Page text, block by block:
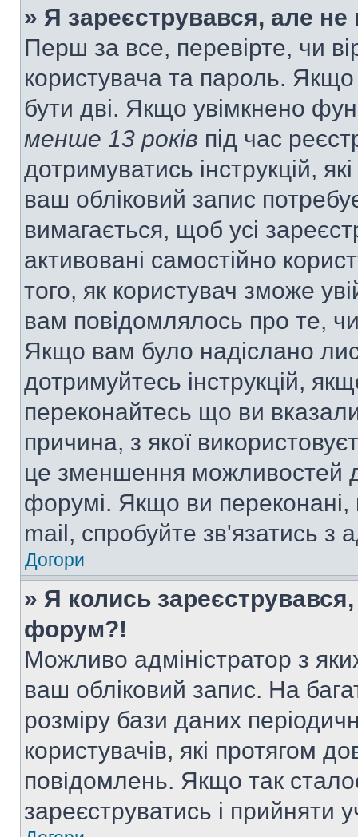
» Я зареєструвався, але
Перш за все, перевірте, чи
користувача та пароль.
бути дві. Якщо увімкнено
менше 13 років під час
дотримуватись інструкцій,
ваш обліковий запис
вимагається, щоб усі
активовані самостійно
того, як користувач зможе
вам повідомлялось про те,
Якщо вам було надіслано
дотримуйтесь інструкцій,
переконайтесь що ви
причина, з якої
це зменшення можливостей
форумі. Якщо ви
mail, спробуйте зв'язатись з
Догори
» Я колись
форум?!
Можливо адміністратор з
ваш обліковий запис. На
розміру бази даних
користувачів, які протягом
повідомлень. Якщо так
зареєструватись і прийняти